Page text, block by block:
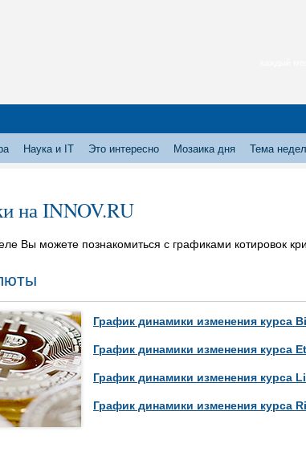
Наука и IT Это интересно Мозаика дня Тема
на INNOV.RU
Вы можете познакомиться с графиками котировок
График динамики изменения курса
График динамики изменения курса
График динамики изменения курса
График динамики изменения курса